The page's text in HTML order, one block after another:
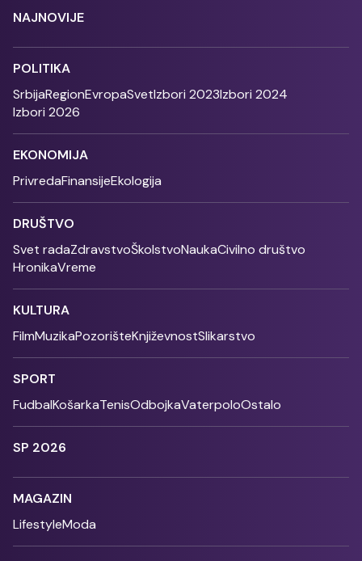
NAJNOVIJE
POLITIKA
SrbijaRegionEvropaSvetIzbori 2023Izbori 2024
Izbori 2026
EKONOMIJA
PrivredaFinansijeEkologija
DRUŠTVO
Svet radaZdravstvoŠkolstvoNaukaCivilno društvo
HronikaVreme
KULTURA
FilmMuzikaPozorišteKnjiževnostSlikarstvo
SPORT
FudbalKošarkaTenisOdbojkaVaterpoloOstalo
SP 2026
MAGAZIN
LifestyleModa